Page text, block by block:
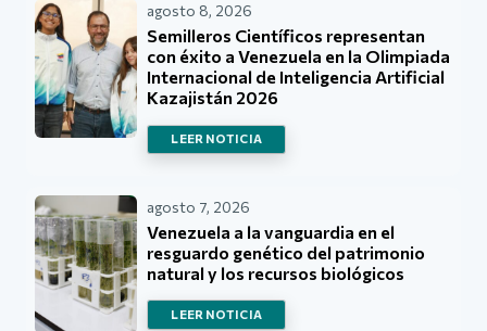
agosto 8, 2026
Semilleros Científicos representan
con éxito a Venezuela en la Olimpiada
Internacional de Inteligencia Artificial
Kazajistán 2026
LEER NOTICIA
agosto 7, 2026
Venezuela a la vanguardia en el
resguardo genético del patrimonio
natural y los recursos biológicos
LEER NOTICIA